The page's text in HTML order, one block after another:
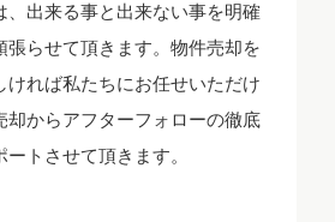
、出来る事と出来ない事を明確
張らせて頂きます。物件売却を
ければ私たちにお任せいただけ
却からアフターフォローの徹底
トさせて頂きます。